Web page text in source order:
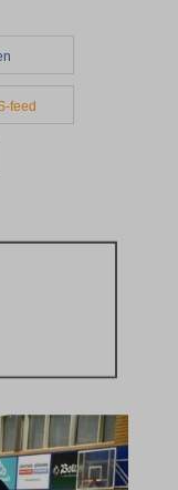
feed